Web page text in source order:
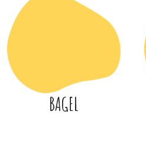
BAGEL